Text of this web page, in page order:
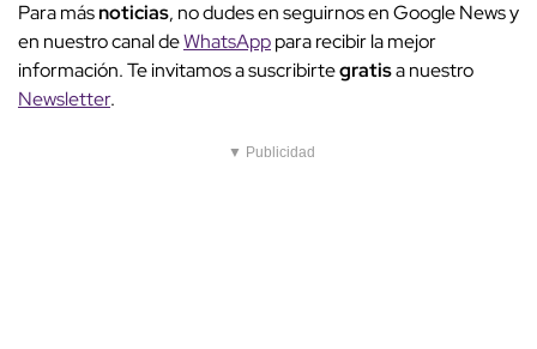
Para másnoticias, no dudes en seguirnos en Google News y
en nuestro canal deWhatsApppara recibir la mejor
información. Te invitamos a suscribirtegratisa nuestro
Newsletter.
▼ Publicidad